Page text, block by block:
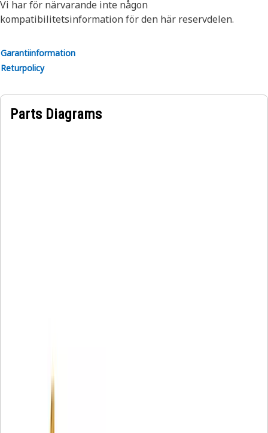
Vi har för närvarande inte någon
kompatibilitetsinformation för den här reservdelen.
Garantiinformation
Returpolicy
Parts Diagrams